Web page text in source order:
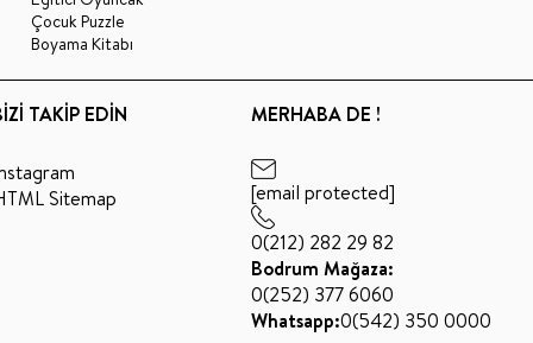
Çocuk Puzzle
Boyama Kitabı
TAKİP EDİN
Sitemap
MERHABA DE !
[email protected]
0(212) 282 29 82
Bodrum Mağaza:
0(252) 377 6060
Whatsapp:0(542) 350 0000